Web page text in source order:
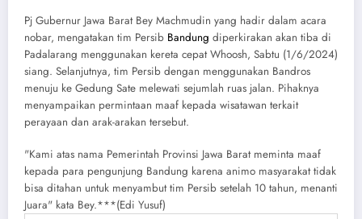
Pj Gubernur Jawa Barat Bey Machmudin yang hadir dalam acara
nobar, mengatakan tim Persib Bandung diperkirakan akan tiba di
Padalarang menggunakan kereta cepat Whoosh, Sabtu (1/6/2024)
siang. Selanjutnya, tim Persib dengan menggunakan Bandros
menuju ke Gedung Sate melewati sejumlah ruas jalan. Pihaknya
menyampaikan permintaan maaf kepada wisatawan terkait
perayaan dan arak-arakan tersebut.
"Kami atas nama Pemerintah Provinsi Jawa Barat meminta maaf
kepada para pengunjung Bandung karena animo masyarakat tidak
bisa ditahan untuk menyambut tim Persib setelah 10 tahun, menanti
Juara" kata Bey.***(Edi Yusuf)